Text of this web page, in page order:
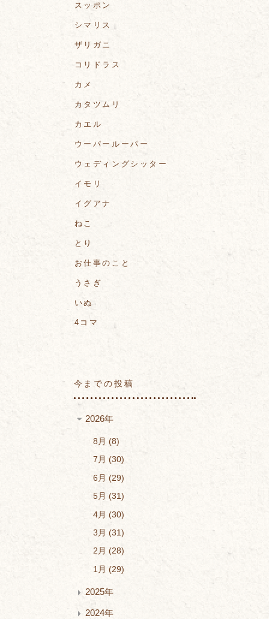
スッポン
シマリス
ザリガニ
コリドラス
カメ
カタツムリ
カエル
ウーパールーパー
ウェディングシッター
イモリ
イグアナ
ねこ
とり
お仕事のこと
うさぎ
いぬ
4コマ
今までの投稿
2026年
8月
8
7月
30
6月
29
5月
31
4月
30
3月
31
2月
28
1月
29
2025年
2024年